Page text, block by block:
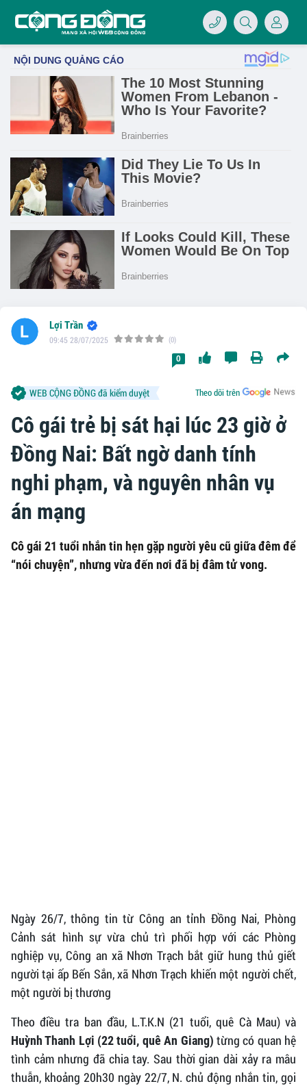
Cô gái trẻ bị sát hại lúc 23 giờ ở
Đồng Nai: Bất ngờ danh tính
nghi phạm, và nguyên nhân vụ
án mạng
Cô gái 21 tuổi nhắn tin hẹn gặp người yêu cũ giữa đêm để
“nói chuyện”, nhưng vừa đến nơi đã bị đâm tử vong.
Lợi Trần
09:45 28/07/2025 (0)
0
Theo dõi trên
WEB CỘNG ĐỒNG đã kiểm duyệt
Ngày 26/7, thông tin từ Công an tỉnh Đồng Nai, Phòng
Cảnh sát hình sự vừa chủ trì phối hợp với các Phòng
nghiệp vụ, Công an xã Nhơn Trạch bắt giữ hung thủ giết
người tại ấp Bến Sắn, xã Nhơn Trạch khiến một người chết,
một người bị thương
Theo điều tra ban đầu, L.T.K.N (21 tuổi, quê Cà Mau) và
Huỳnh Thanh Lợi (22 tuổi, quê An Giang) từng có quan hệ
tình cảm nhưng đã chia tay. Sau thời gian dài xảy ra mâu
thuẫn, khoảng 20h30 ngày 22/7, N. chủ động nhắn tin, gọi
07/LOGO-